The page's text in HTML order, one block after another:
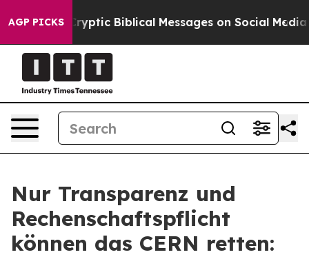
AGP PICKSCryptic Biblical Messages on Social Media Big
Nur Transparenz und
Rechenschaftspflicht
können das CERN retten: